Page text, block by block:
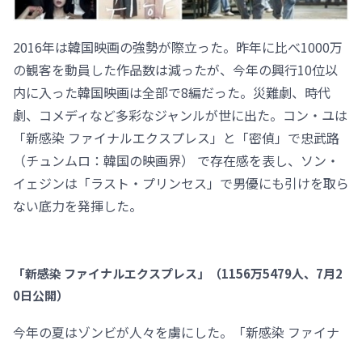
2016年は韓国映画の強勢が際立った。昨年に比べ1000万
の観客を動員した作品数は減ったが、今年の興行10位以
内に入った韓国映画は全部で8編だった。災難劇、時代
劇、コメディなど多彩なジャンルが世に出た。コン・ユは
「新感染 ファイナルエクスプレス」と「密偵」で忠武路
（チュンムロ：韓国の映画界） で存在感を表し、ソン・
イェジンは「ラスト・プリンセス」で男優にも引けを取ら
ない底力を発揮した。
「新感染 ファイナルエクスプレス」（1156万5479人、7月2
0日公開）
今年の夏はゾンビが人々を虜にした。「新感染 ファイナ